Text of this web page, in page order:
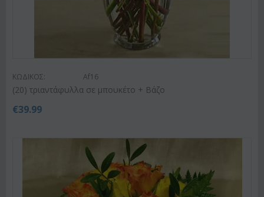
ΚΩΔΙΚΟΣ: Af16
(20) τριαντάφυλλα σε μπουκέτο + Βάζο
€39.99